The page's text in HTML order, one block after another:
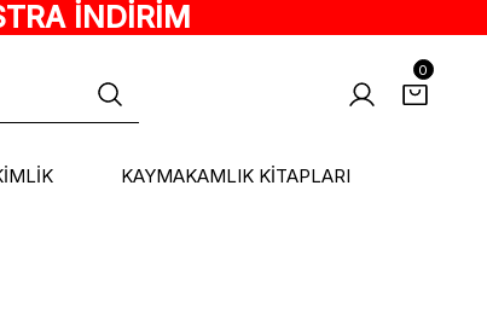
İNDİRİM
0
KAYMAKAMLIK KİTAPLARI